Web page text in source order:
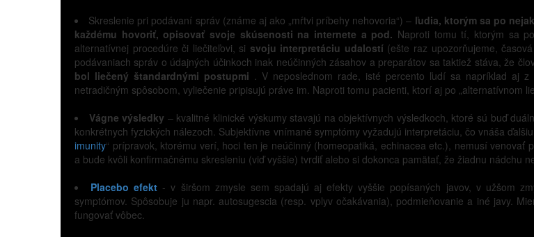
Skreslenie pri podávaní správ (známe aj ako „mŕtvi príbehy nehovoria“) – ľudia, ktorým sa po
každému hovoriť, opisovať svoje skúsenosti na internete a pod. Naproti tomu tí, ktorým sa
alternatívnej procedúre či liečiteľovi, si svoju interpretáciu udalostí(ešte raz upozorňujeme,
podávaniach správ o údajných účinkoch inak neúčinných zásahov a preparátov sa taktiež stáva, že
bol liečený štandardnými postupmi . V neposlednom rade, isté percento ľudí sa napríklad aj z
netradičným spôsobom, vyliečenie pripisujú práve im. Naproti tomu pacienti, ktorí aj po „alternatívnom
Vágne výsledky – kvalitné klinické výskumy stavajú na objektívnych výsledkoch, ktoré sú buď
konkrétnych fyzických nálezoch. Subjektívne vnímané symptómy vyžadujú interpretáciu, čo vnáša
imunity“ prípravok, ktorému verí, hoci ten je neúčinný (homeopatiká, echinacea etc.), nemusí
a bude kvôli konfirmačnému skresleniu (viď vyššie) tvrdiť alebo si dokonca pamätať, že žiadnu nádchu
Placebo efekt - v širšom zmysle sem spadajú aj efekty vyššie popísaných javov, v užšom
symptómov. Spôsobuje ju napr. autosugescia (resp. vplyv očakávania), podmieňovanie a iné javy.
fungovať vôbec.